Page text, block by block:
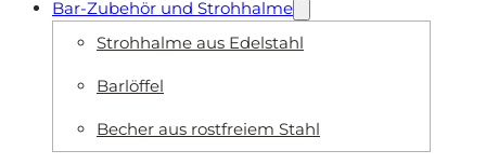
Bar-Zubehör und Strohhalme
Strohhalme aus Edelstahl
Barlöffel
Becher aus rostfreiem Stahl